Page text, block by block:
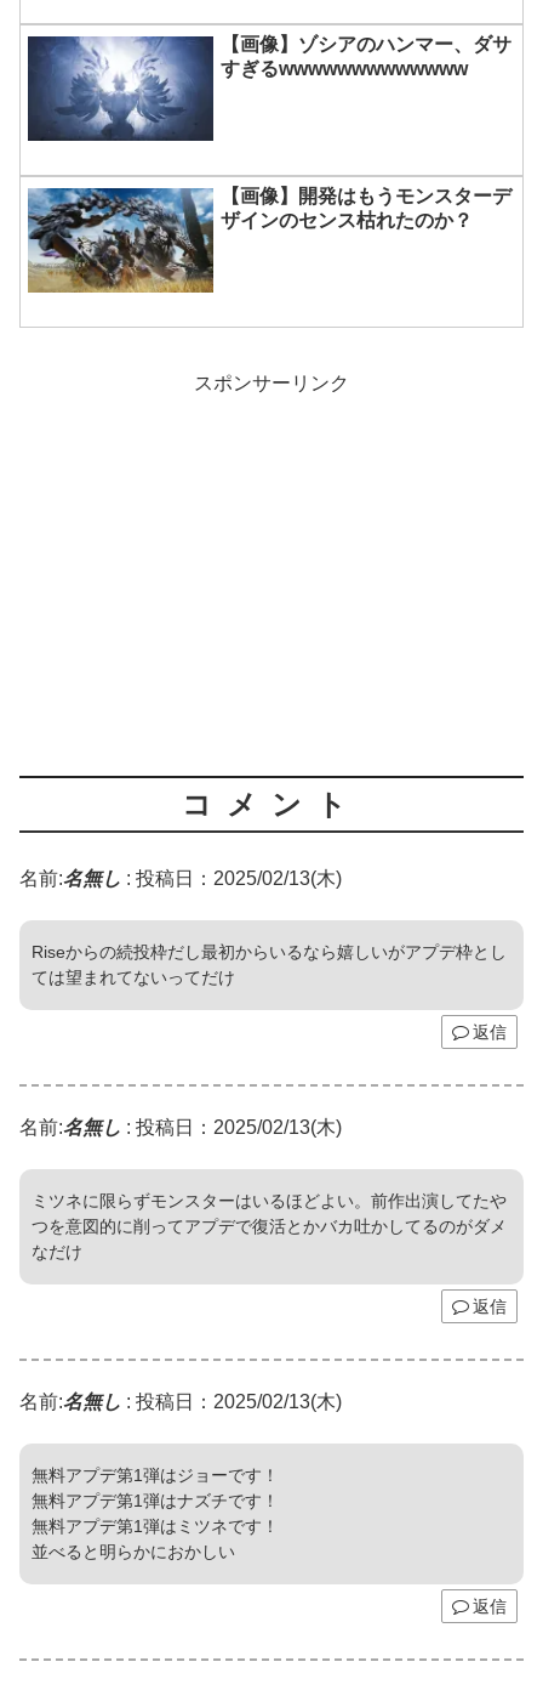
【画像】ゾシアのハンマー、ダサ
すぎるwwwwwwwwwwwww
【画像】開発はもうモンスターデ
ザインのセンス枯れたのか？
スポンサーリンク
コメント
名前:名無し : 投稿日：2025/02/13(木)
Riseからの続投枠だし最初からいるなら嬉しいがアプデ枠とし
ては望まれてないってだけ
返信
名前:名無し : 投稿日：2025/02/13(木)
ミツネに限らずモンスターはいるほどよい。前作出演してたや
つを意図的に削ってアプデで復活とかバカ吐かしてるのがダメ
なだけ
返信
名前:名無し : 投稿日：2025/02/13(木)
無料アプデ第1弾はジョーです！
無料アプデ第1弾はナズチです！
無料アプデ第1弾はミツネです！
並べると明らかにおかしい
返信